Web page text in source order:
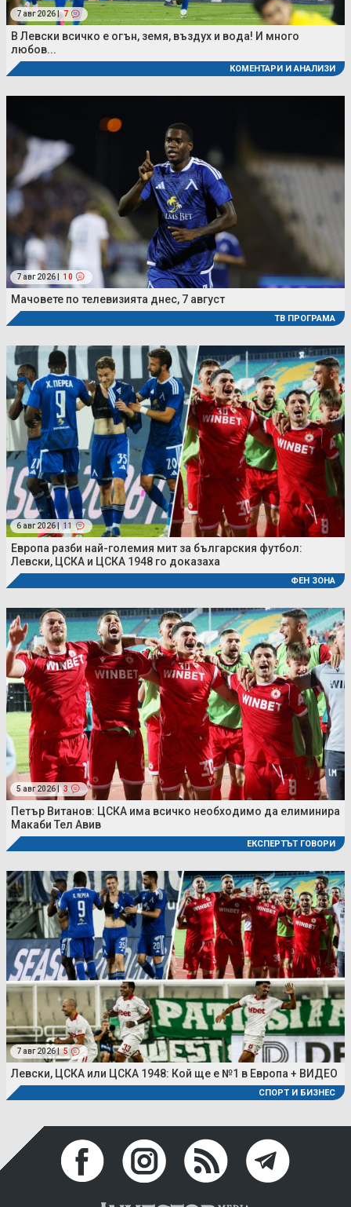
7 авг 2026 | 7
В Левски всичко е огън, земя, въздух и вода! И много
любов...
КОМЕНТАРИ И АНАЛИЗИ
7 авг 2026 | 10
Мачовете по телевизията днес, 7 август
ТВ ПРОГРАМА
6 авг 2026 | 11
Европа разби най-големия мит за българския футбол:
Левски, ЦСКА и ЦСКА 1948 го доказаха
ФЕН ЗОНА
5 авг 2026 | 3
Петър Витанов: ЦСКА има всичко необходимо да елиминира
Макаби Тел Авив
ЕКСПЕРТЪТ ГОВОРИ
7 авг 2026 | 5
Левски, ЦСКА или ЦСКА 1948: Кой ще е №1 в Европа + ВИДЕО
СПОРТ И БИЗНЕС